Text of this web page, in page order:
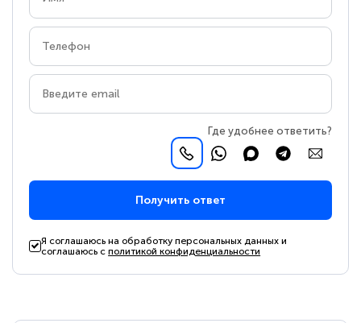
Где удобнее ответить?
Получить ответ
Я соглашаюсь на обработку персональных данных и
соглашаюсь сполитикой конфиденциальности